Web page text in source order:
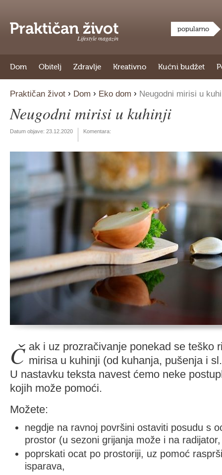
Lifestyle magazin
popularno
Dom Obitelj Zdravlje Kreativno Kućni budžet
Praktičan život › Dom › Eko dom › Neugodni mirisi u
Neugodni mirisi u kuhinji
Datum objave: 23.12.2020 Komentara:
Čak i uz prozračivanje ponekad se teško riješiti neugodnih mirisa u kuhinji (od kuhanja, pušenja i
U nastavku teksta navest ćemo neke
kojih može pomoći.
Možete:
negdje na ravnoj površini ostaviti posudu s
prostor (u sezoni grijanja može i na
poprskati ocat po prostoriji, uz pomoć
isparava,